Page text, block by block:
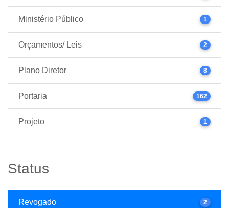
Ministério Público 1
Orçamentos/ Leis 2
Plano Diretor 8
Portaria 162
Projeto 1
Status
Revogado 2